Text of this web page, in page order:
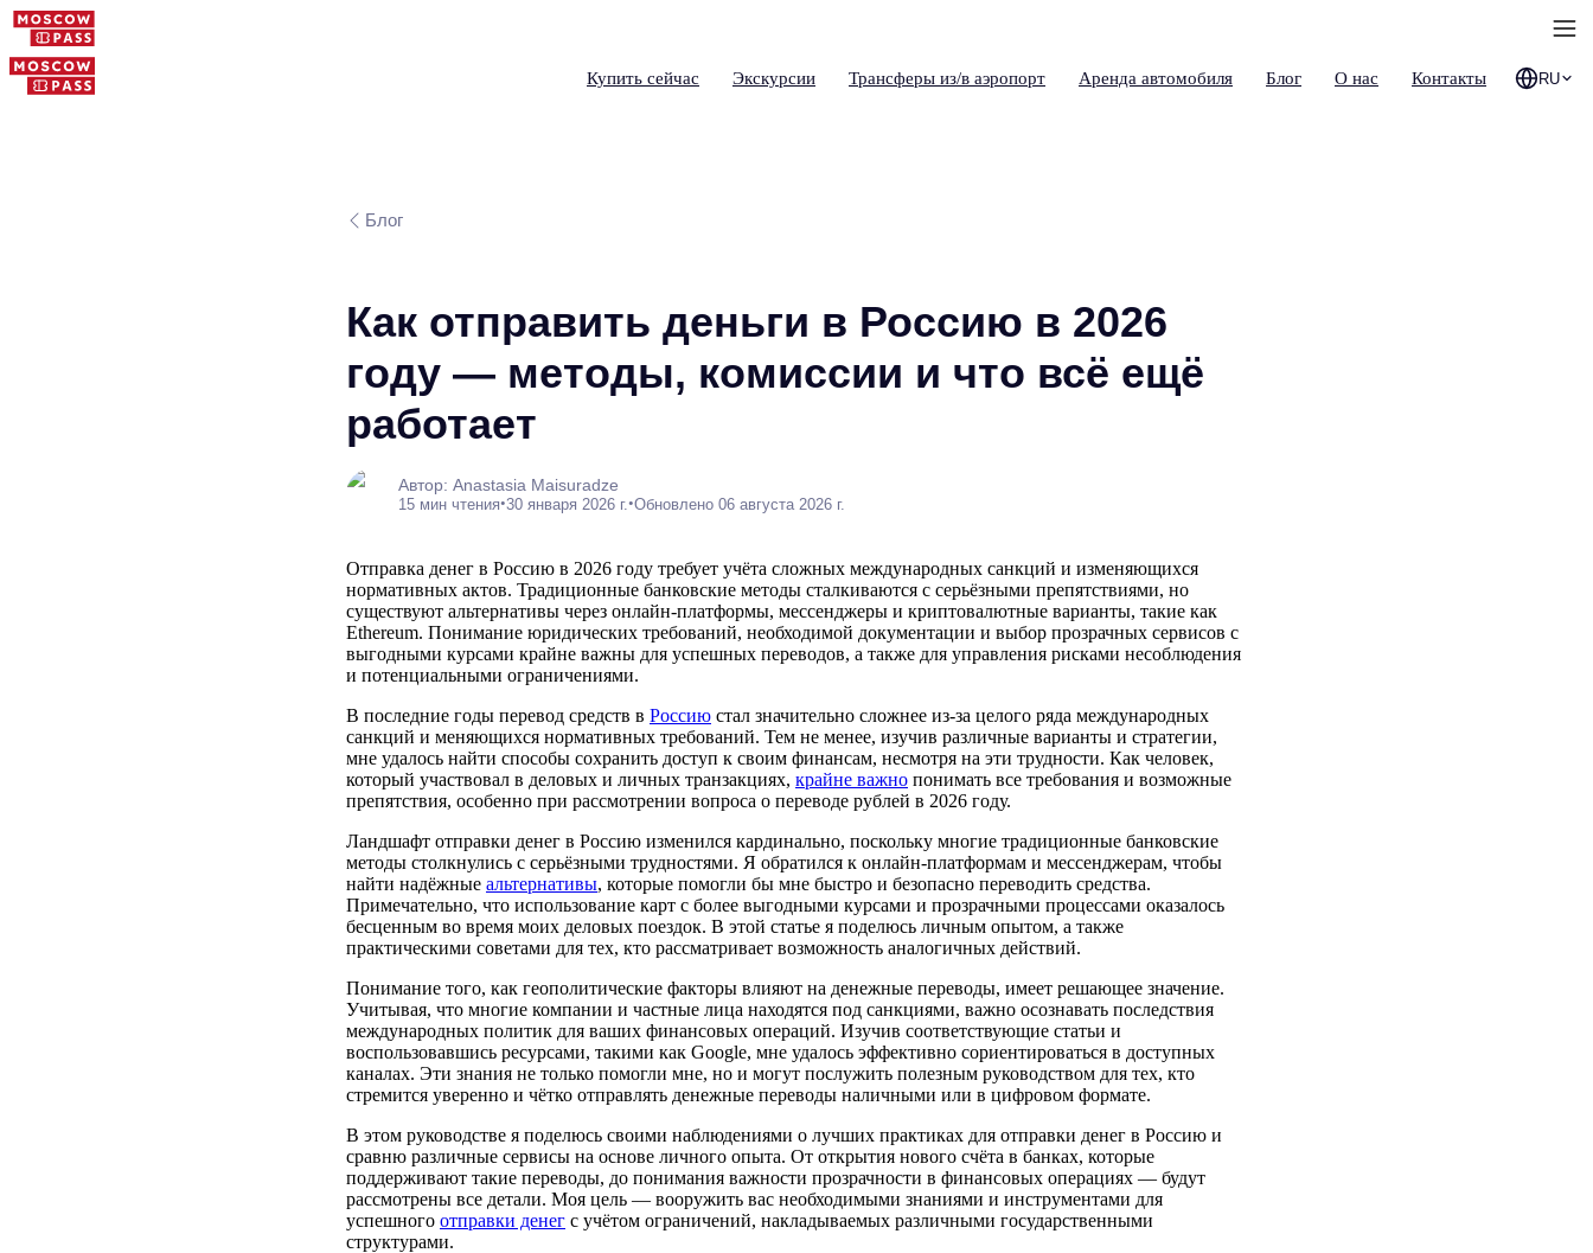
Купить сейчас Экскурсии Трансферы из/в аэропорт Аренда автомобиля Блог О нас Контакты RU
Блог
Как отправить деньги в Россию в 2026
году — методы, комиссии и что всё ещё
работает
Автор: Anastasia Maisuradze
15 мин чтения•30 января 2026 г.•Обновлено 06 августа 2026 г.
Отправка денег в Россию в 2026 году требует учёта сложных международных санкций и изменяющихся
нормативных актов. Традиционные банковские методы сталкиваются с серьёзными препятствиями, но
существуют альтернативы через онлайн-платформы, мессенджеры и криптовалютные варианты, такие как
Ethereum. Понимание юридических требований, необходимой документации и выбор прозрачных сервисов с
выгодными курсами крайне важны для успешных переводов, а также для управления рисками несоблюдения
и потенциальными ограничениями.
В последние годы перевод средств в Россию стал значительно сложнее из-за целого ряда международных
санкций и меняющихся нормативных требований. Тем не менее, изучив различные варианты и стратегии,
мне удалось найти способы сохранить доступ к своим финансам, несмотря на эти трудности. Как человек,
который участвовал в деловых и личных транзакциях, крайне важно понимать все требования и возможные
препятствия, особенно при рассмотрении вопроса о переводе рублей в 2026 году.
Ландшафт отправки денег в Россию изменился кардинально, поскольку многие традиционные банковские
методы столкнулись с серьёзными трудностями. Я обратился к онлайн-платформам и мессенджерам, чтобы
найти надёжные альтернативы, которые помогли бы мне быстро и безопасно переводить средства.
Примечательно, что использование карт с более выгодными курсами и прозрачными процессами оказалось
бесценным во время моих деловых поездок. В этой статье я поделюсь личным опытом, а также
практическими советами для тех, кто рассматривает возможность аналогичных действий.
Понимание того, как геополитические факторы влияют на денежные переводы, имеет решающее значение.
Учитывая, что многие компании и частные лица находятся под санкциями, важно осознавать последствия
международных политик для ваших финансовых операций. Изучив соответствующие статьи и
воспользовавшись ресурсами, такими как Google, мне удалось эффективно сориентироваться в доступных
каналах. Эти знания не только помогли мне, но и могут послужить полезным руководством для тех, кто
стремится уверенно и чётко отправлять денежные переводы наличными или в цифровом формате.
В этом руководстве я поделюсь своими наблюдениями о лучших практиках для отправки денег в Россию и
сравню различные сервисы на основе личного опыта. От открытия нового счёта в банках, которые
поддерживают такие переводы, до понимания важности прозрачности в финансовых операциях — будут
рассмотрены все детали. Моя цель — вооружить вас необходимыми знаниями и инструментами для
успешного отправки денег с учётом ограничений, накладываемых различными государственными
структурами.